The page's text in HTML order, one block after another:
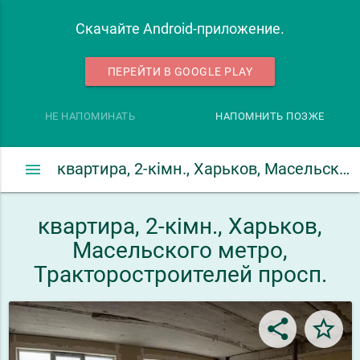
Скачайте Android-приложение.
ПЕРЕЙТИ В GOOGLE PLAY
НЕ НАПОМИНАТЬ НАПОМНИТЬ ПОЗЖЕ
квартира, 2-кімн., Харьков, Масельского метро, Тракторостроителей просп.
menu
квартира, 2-кімн., Харьков,
Масельского метро,
Тракторостроителей просп.
share star_border